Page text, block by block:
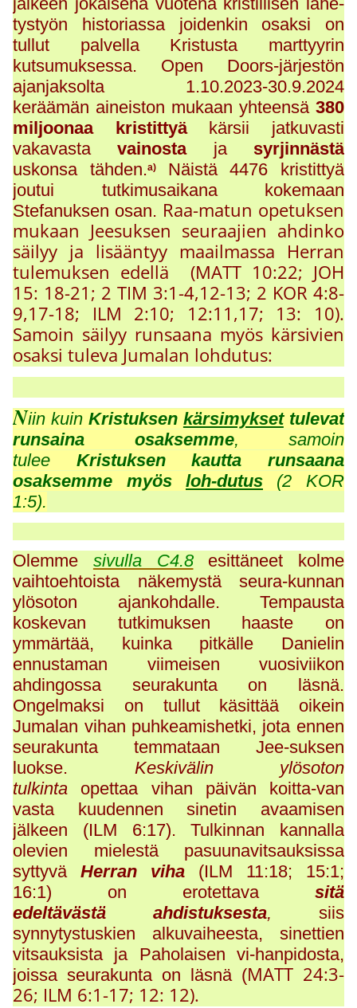
tystyön historiassa joidenkin osaksi on
tullut palvella Kristusta marttyyrin
kutsumuksessa. Open Doors-järjestön
ajanjaksolta 1.10.2023-30.9.2024
keräämän aineiston mukaan yhteensä 380
miljoonaa kristittyäkärsii jatkuvasti
vakavastavainostaja syrjinnästä
uskonsa tähden.a)Näistä 4476 kristittyä
joutui tutkimusaikana kokemaan
Stefanuksen osan. Raa-matun opetuksen
mukaan Jeesuksen seuraajien ahdinko
säilyy ja lisääntyy maailmassa Herran
tulemuksen edellä (MATT 10:22; JOH
15: 18-21; 2 TIM 3:1-4,12-13; 2 KOR 4:8-
9,17-18; ILM 2:10; 12:11,17; 13: 10).
Samoin säilyy runsaana myös kärsivien
osaksi tuleva Jumalan lohdutus:
Niin kuin Kristuksen kärsimyksettulevat
runsaina osaksemme, samoin
tulee Kristuksen kautta runsaana
osaksemme myös loh-dutus (2 KOR
1:5).
Olemme sivulla C4.8
esittäneet kolme
vaihtoehtoista näkemystä seura-kunnan
ylösoton ajankohdalle. Tempausta
koskevan tutkimuksen haaste on
ymmärtää, kuinka pitkälle Danielin
ennustaman viimeisen vuosiviikon
ahdingossa seurakunta on läsnä.
Ongelmaksi on tullut käsittää oikein
Jumalan vihan puhkeamishetki, jota ennen
seurakunta temmataan Jee-suksen
luokse. Keskivälin ylösoton
tulkinta opettaa vihan päivän koitta-van
vasta kuudennen sinetin avaamisen
jälkeen (ILM 6:17). Tulkinnan kannalla
olevien mielestä pasuunavitsauksissa
syttyväHerran viha (ILM 11:18; 15:1;
16:1) on erotettava sitä
edeltävästä
ahdistuksesta, siis
synnytystuskien alkuvaiheesta, sinettien
vitsauksista ja Paholaisen vi-hanpidosta,
joissa seurakunta on läsnä (MATT 24:3-
26; ILM 6:1-17; 12: 12).